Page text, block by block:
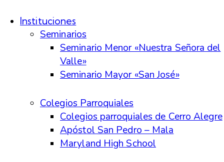
Instituciones
Seminarios
Seminario Menor «Nuestra Señora del
Valle»
Seminario Mayor «San José»
Colegios Parroquiales
Colegios parroquiales de Cerro Alegre
Apóstol San Pedro – Mala
Maryland High School